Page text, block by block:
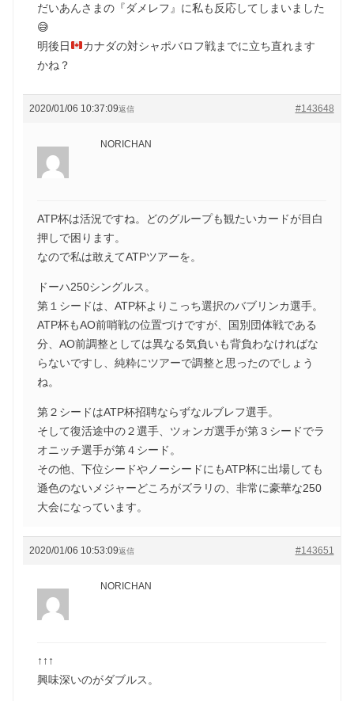
だいあんさまの『ダメレフ』に私も反応してしまいました
😅
明後日
カナダの対シャポバロフ戦までに立ち直れます
かね？
2020/01/06 10:37:09 #143648
返信
NORICHAN
ATP杯は活況ですね。どのグループも観たいカードが目白
押しで困ります。
なので私は敢えてATPツアーを。
ドーハ250シングルス。
第１シードは、ATP杯よりこっち選択のバブリンカ選手。
ATP杯もAO前哨戦の位置づけですが、国別団体戦である
分、AO前調整としては異なる気負いも背負わなければな
らないですし、純粋にツアーで調整と思ったのでしょう
ね。
第２シードはATP杯招聘ならずなルブレフ選手。
そして復活途中の２選手、ツォンガ選手が第３シードでラ
オニッチ選手が第４シード。
その他、下位シードやノーシードにもATP杯に出場しても
遜色のないメジャーどころがズラリの、非常に豪華な250
大会になっています。
2020/01/06 10:53:09 #143651
返信
NORICHAN
↑↑↑
興味深いのがダブルス。